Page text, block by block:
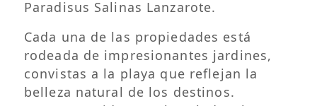
Paradisus Salinas Lanzarote.
Cada una de las propiedades está
rodeada de impresionantes jardines,
convistas a la playa que reflejan la
belleza natural de los destinos.